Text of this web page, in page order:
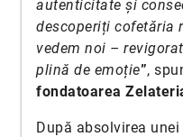
autenticitate și
descoperiți cofetăria
vedem noi –
plină de emoție”,
fondatoarea
După absolvirea